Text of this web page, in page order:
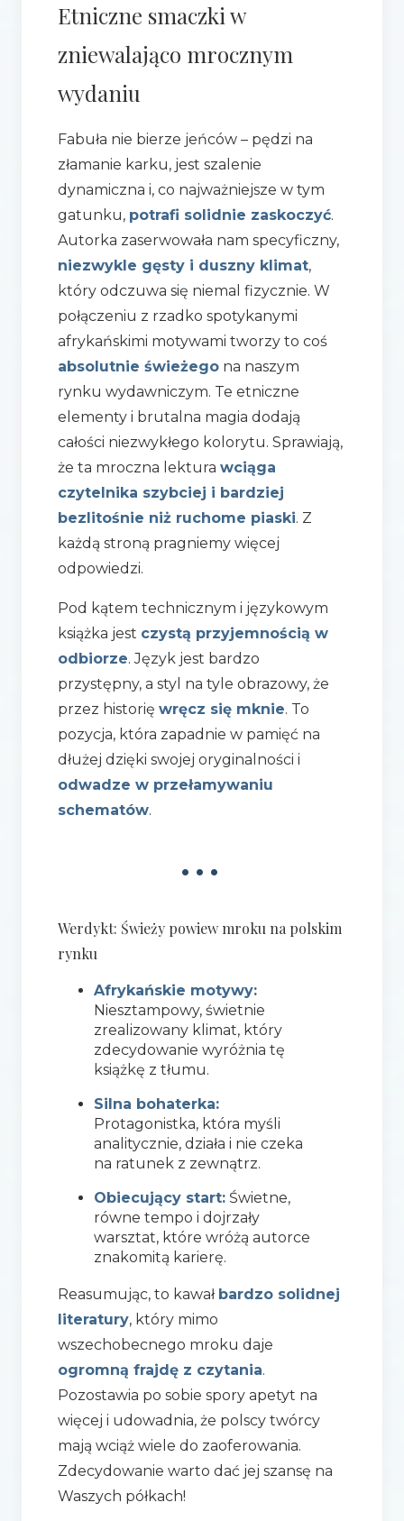
Etniczne smaczki w
zniewalająco mrocznym
wydaniu
Fabuła nie bierze jeńców – pędzi na
złamanie karku, jest szalenie
dynamiczna i, co najważniejsze w tym
gatunku, potrafi solidnie zaskoczyć.
Autorka zaserwowała nam specyficzny,
niezwykle gęsty i duszny klimat,
który odczuwa się niemal fizycznie. W
połączeniu z rzadko spotykanymi
afrykańskimi motywami tworzy to coś
absolutnie świeżegona naszym
rynku wydawniczym. Te etniczne
elementy i brutalna magia dodają
całości niezwykłego kolorytu. Sprawiają,
że ta mroczna lektura wciąga
czytelnika szybciej i bardziej
bezlitośnie niż ruchome piaski. Z
każdą stroną pragniemy więcej
odpowiedzi.
Pod kątem technicznym i językowym
książka jest czystą przyjemnością w
odbiorze. Język jest bardzo
przystępny, a styl na tyle obrazowy, że
przez historię wręcz się mknie. To
pozycja, która zapadnie w pamięć na
dłużej dzięki swojej oryginalności i
odwadze w przełamywaniu
schematów.
•••
Werdykt: Świeży powiew mroku na polskim
rynku
Afrykańskie motywy:
Niesztampowy, świetnie
zrealizowany klimat, który
zdecydowanie wyróżnia tę
książkę z tłumu.
Silna bohaterka:
Protagonistka, która myśli
analitycznie, działa i nie czeka
na ratunek z zewnątrz.
Obiecujący start:Świetne,
równe tempo i dojrzały
warsztat, które wróżą autorce
znakomitą karierę.
Reasumując, to kawał bardzo solidnej
literatury, który mimo
wszechobecnego mroku daje
ogromną frajdę z czytania.
Pozostawia po sobie spory apetyt na
więcej i udowadnia, że polscy twórcy
mają wciąż wiele do zaoferowania.
Zdecydowanie warto dać jej szansę na
Waszych półkach!